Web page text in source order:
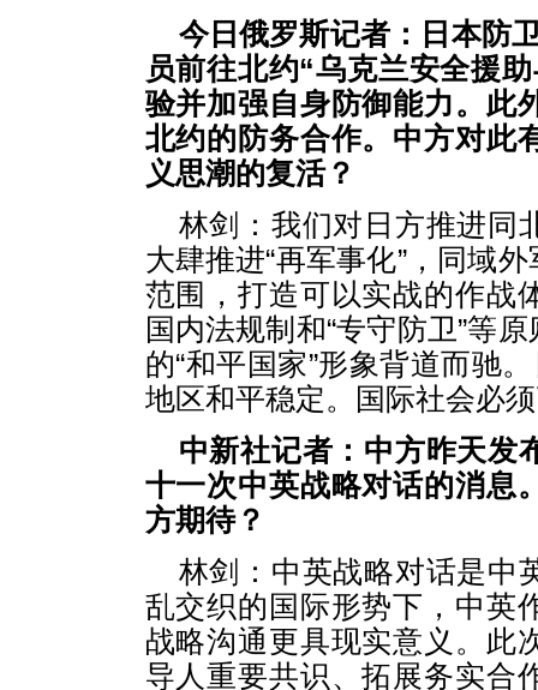
今日俄罗斯记者：日本防
员前往北约“乌克兰安全援
验并加强自身防御能力。此
北约的防务合作。中方对此
义思潮的复活？
林剑：我们对日方推进同
大肆推进“再军事化”，同域
范围，打造可以实战的作战
国内法规制和“专守防卫”等
的“和平国家”形象背道而驰
地区和平稳定。国际社会必
中新社记者：中方昨天发
十一次中英战略对话的消息
方期待？
林剑：中英战略对话是中
乱交织的国际形势下，中英
战略沟通更具现实意义。此
导人重要共识、拓展务实合